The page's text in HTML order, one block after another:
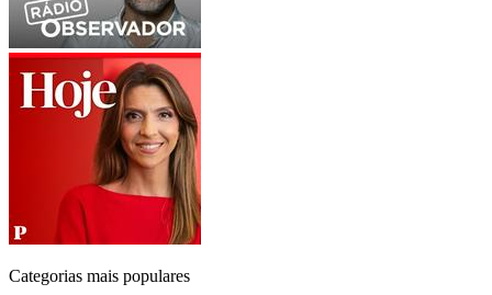
Categorias mais populares